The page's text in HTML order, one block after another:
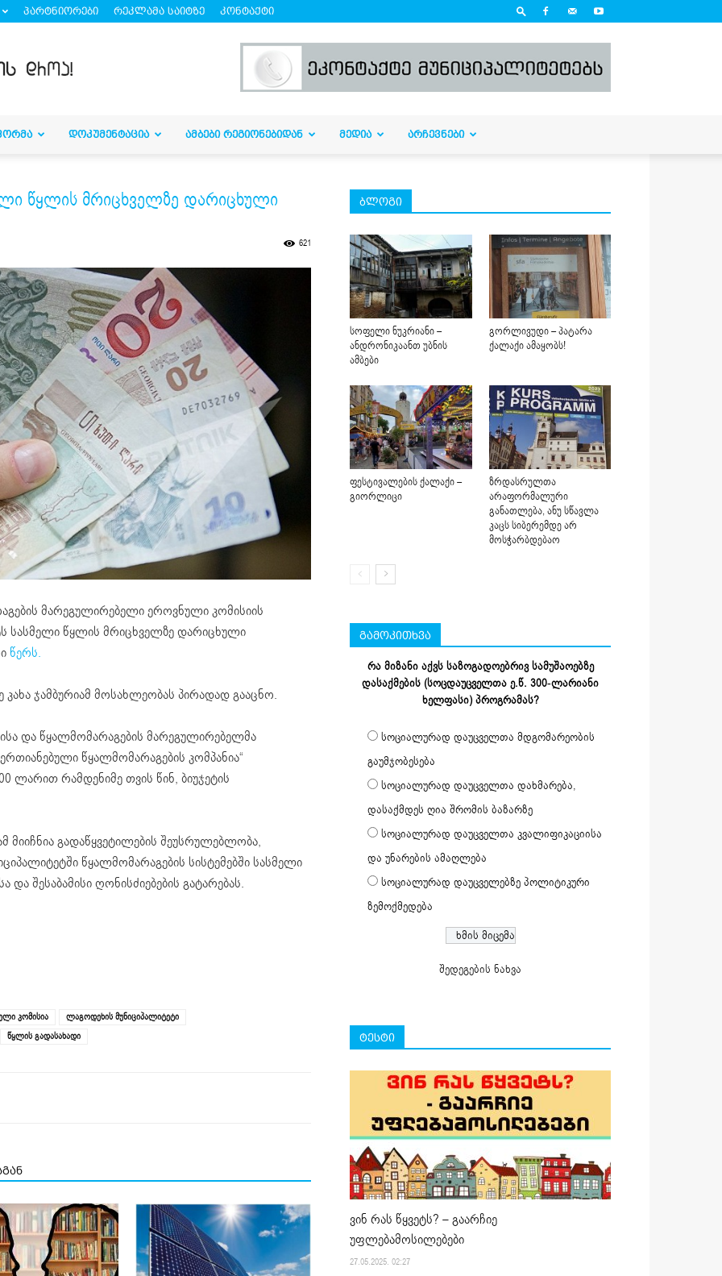
პარტნიორები რეკლამა საიტზე კონტაქტი
ᲓᲝᲙᲣᲛᲔᲜᲢᲐᲪᲘᲐ ᲐᲛᲑᲔᲑᲘ ᲠᲔᲒᲘᲝᲜᲔᲑᲘᲓᲐᲜ ᲛᲔᲓᲘᲐ ᲐᲠᲩᲔᲕᲜᲔᲑᲘ
წყლის მრიცხველზე დარიცხული
621
მარეგულირებელი ეროვნული კომისიის
სასმელი წყლის მრიცხველზე დარიცხული
წერს.
ჯამბურიამ მოსახლეობას პირადად გააცნო.
და წყალმომარაგების მარეგულირებელმა
წყალმომარაგების კომპანია“
ლარით რამდენიმე თვის წინ, ბიუჯეტის
მიიჩნია გადაწყვეტილების შეუსრულებლობა,
წყალმომარაგების სისტემებში სასმელი
შესაბამისი ღონისძიებების გატარებას.
კომისია
ლაგოდეხის მუნიციპალიტეტი
წყლის გადასახადი
ბლოგი
სოფელი ნუკრიანი –
ანდრონიკაანთ უბნის
ამბები
გორლივუდი – პატარა
ქალაქი ამაყობს!
ფესტივალების ქალაქი –
გიორლიცი
ზრდასრულთა
არაფორმალური
განათლება, ანუ სწავლა
კაცს სიბერემდე არ
მოსჭარბდებაო
გამოკითხვა
რა მიზანი აქვს საზოგადოებრივ სამუშაოებზე
დასაქმების (სოცდაუცველთა ე.წ. 300-ლარიანი
ხელფასი) პროგრამას?
სოციალურად დაუცველთა მდგომარეობის
გაუმჯობესება
სოციალურად დაუცველთა დახმარება,
დასაქმდეს ღია შრომის ბაზარზე
სოციალურად დაუცველთა კვალიფიკაციისა
და უნარების ამაღლება
სოციალურად დაუცველებზე პოლიტიკური
ზემოქმედება
შედეგების ნახვა
ტესტი
ვინ რას წყვეტს? – გაარჩიე
უფლებამოსილებები
27.05.2025. 02:27